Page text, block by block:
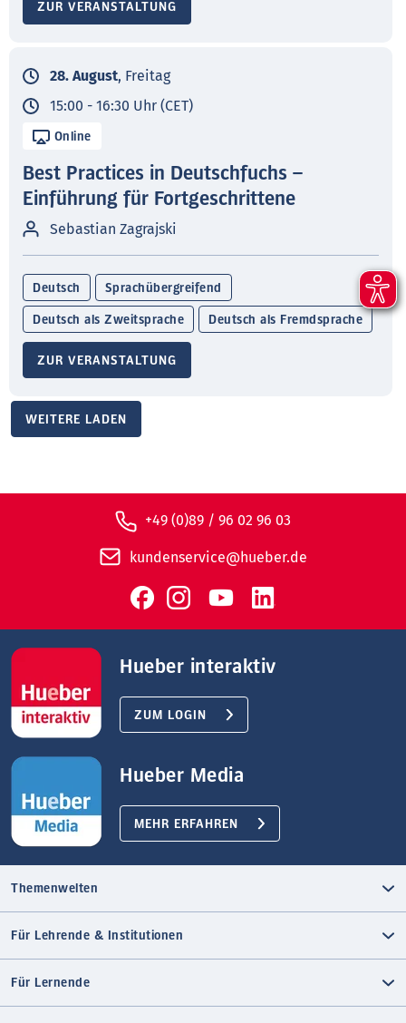
ZUR VERANSTALTUNG
28. August, Freitag
15:00 - 16:30 Uhr (CET)
Online
Best Practices in Deutschfuchs –
Einführung für Fortgeschrittene
Sebastian Zagrajski
Deutsch Sprachübergreifend
Deutsch als Zweitsprache Deutsch als Fremdsprache
ZUR VERANSTALTUNG
WEITERE LADEN
+49 (0)89 / 96 02 96 03
kundenservice@hueber.de
Hueber interaktiv
ZUM LOGIN
Hueber Media
MEHR ERFAHREN
Themenwelten
Für Lehrende & Institutionen
Für Lernende